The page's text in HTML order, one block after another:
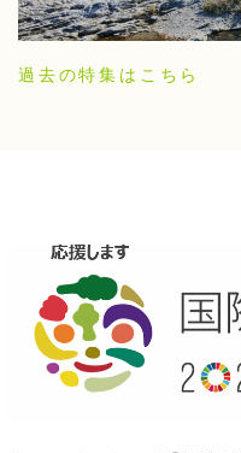
過去の特集はこちら